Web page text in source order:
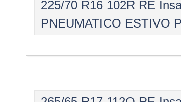
225/70 R16 102R RE
PNEUMATICO ESTIVO